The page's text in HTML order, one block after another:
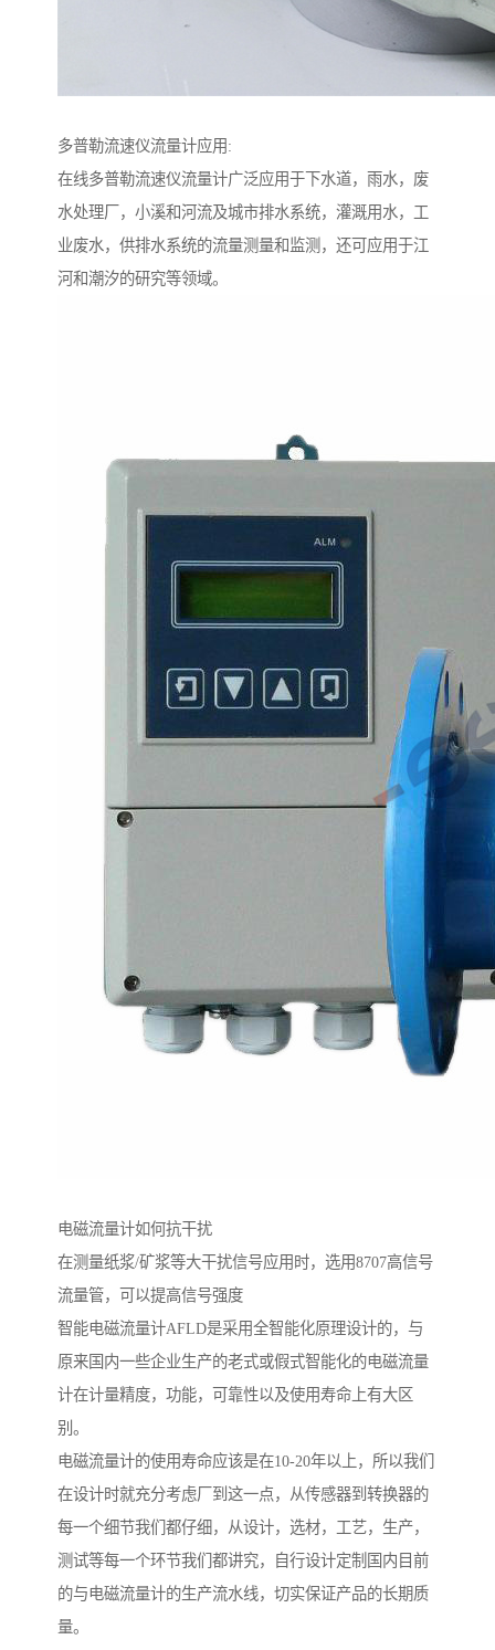
多普勒流速仪流量计应用:
在线多普勒流速仪流量计广泛应用于下水道，雨水，废
水处理厂，小溪和河流及城市排水系统，灌溉用水，工
业废水，供排水系统的流量测量和监测，还可应用于江
河和潮汐的研究等领域。
电磁流量计如何抗干扰
在测量纸浆/矿浆等大干扰信号应用时，选用8707高信号
流量管，可以提高信号强度
智能电磁流量计AFLD是采用全智能化原理设计的，与
原来国内一些企业生产的老式或假式智能化的电磁流量
计在计量精度，功能，可靠性以及使用寿命上有大区
别。
电磁流量计的使用寿命应该是在10-20年以上，所以我们
在设计时就充分考虑厂到这一点，从传感器到转换器的
每一个细节我们都仔细，从设计，选材，工艺，生产，
测试等每一个环节我们都讲究，自行设计定制国内目前
的与电磁流量计的生产流水线，切实保证产品的长期质
量。